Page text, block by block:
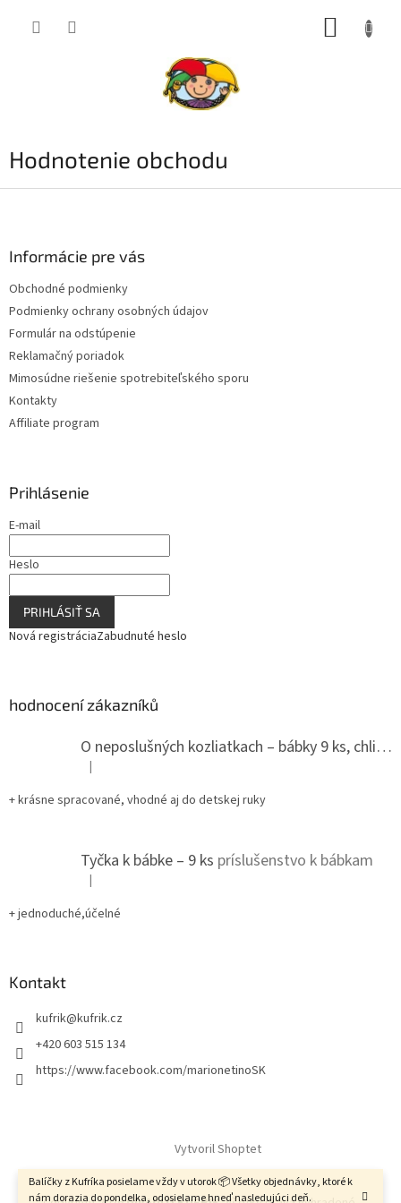
Balíčky z Kufríka posielame vždy v utorok 📦 Všetky objednávky, ktoré k
nám dorazia do pondelka, odosielame hneď nasledujúci deň.
Hodnotenie obchodu
Informácie pre vás
Obchodné podmienky
Podmienky ochrany osobných údajov
Formulár na odstúpenie
Reklamačný poriadok
Mimosúdne riešenie spotrebiteľského sporu
Kontakty
Affiliate program
Prihlásenie
E-mail
Heslo
PRIHLÁSIŤ SA
Nová registráciaZabudnuté heslo
hodnocení zákazníků
O neposlušných kozliatkach – bábky 9 ks, chlievik
Hodnotenie produktu je 5 z 5 hviezdičiek.
|
+ krásne spracované, vhodné aj do detskej ruky
Tyčka k bábke – 9 ks príslušenstvo k bábkam
Hodnotenie produktu je 5 z 5 hviezdičiek.
|
+ jednoduché,účelné
Kontakt
kufrik@kufrik.cz
+420 603 515 134
https://www.facebook.com/marionetinoSK
Vytvoril Shoptet